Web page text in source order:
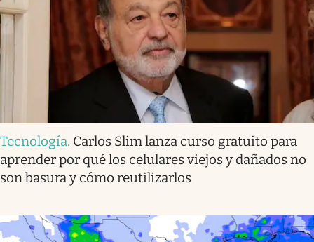
Tecnología. Carlos Slim lanza curso gratuito para
aprender por qué los celulares viejos y dañados no
son basura y cómo reutilizarlos